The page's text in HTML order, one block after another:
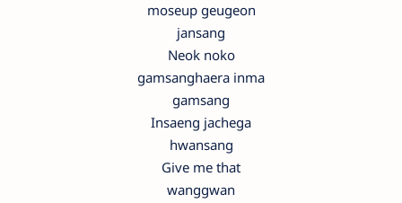
moseup geugeon
jansang
Neok noko
gamsanghaera inma
gamsang
Insaeng jachega
hwansang
Give me that
wanggwan